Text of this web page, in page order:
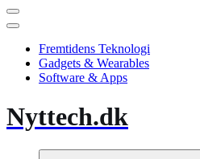
Fremtidens Teknologi
Gadgets & Wearables
Software & Apps
Nyttech.dk